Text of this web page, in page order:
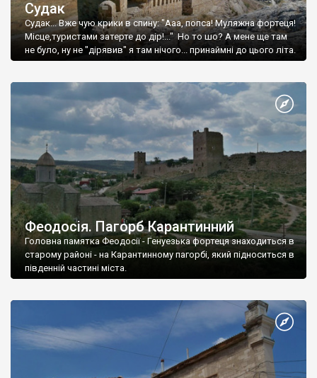
Судак
Судак... Вже чую крики в спину: "Ааа, попса! Муляжна фортеця!
Місце,туристами затерте до дір!..." Но то шо? А мене ще там
не було, ну не "дірявив" я там нічого... принаймні до цього літа.
Феодосія. Пагорб Карантинний
Головна памятка Феодосії - Генуезька фортеця знаходиться в
старому районі - на Карантинному пагорбі, який підноситься в
південній частині міста.